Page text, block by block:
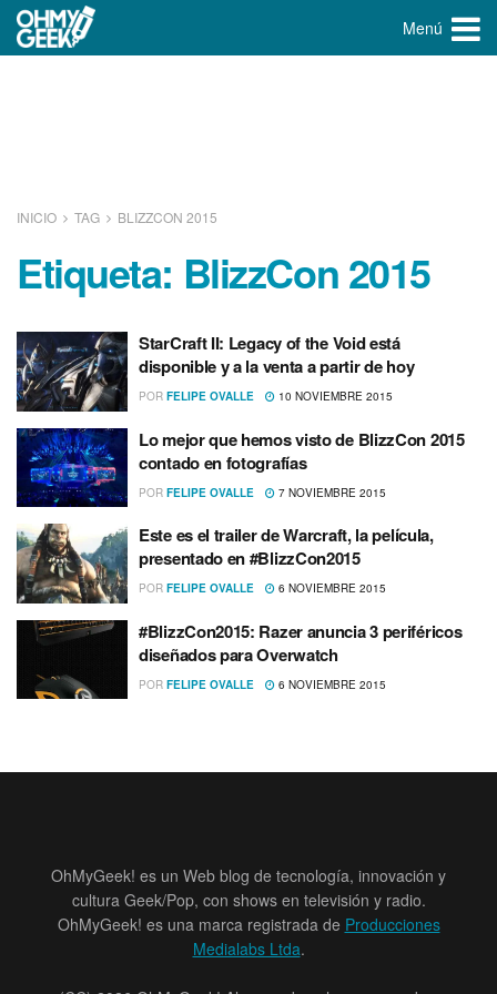
Menú
INICIO TAG BLIZZCON 2015
Etiqueta: BlizzCon 2015
StarCraft II: Legacy of the Void está
disponible y a la venta a partir de hoy
POR FELIPE OVALLE 10 NOVIEMBRE 2015
Lo mejor que hemos visto de BlizzCon 2015
contado en fotografí­as
POR FELIPE OVALLE 7 NOVIEMBRE 2015
Este es el trailer de Warcraft, la pelí­cula,
presentado en #BlizzCon2015
POR FELIPE OVALLE 6 NOVIEMBRE 2015
#BlizzCon2015: Razer anuncia 3 periféricos
diseñados para Overwatch
POR FELIPE OVALLE 6 NOVIEMBRE 2015
OhMyGeek! es un Web blog de tecnología, innovación y
cultura Geek/Pop, con shows en televisión y radio.
OhMyGeek! es una marca registrada de Producciones
Medialabs Ltda.